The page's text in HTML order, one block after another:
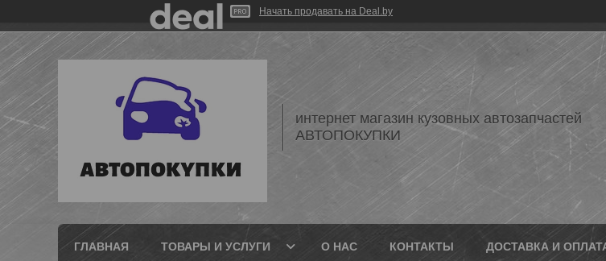
Начать продавать на Deal.by
интернет магазин кузовных автозапчастей
АВТОПОКУПКИ
ГЛАВНАЯ ТОВАРЫ И УСЛУГИ О НАС КОНТАКТЫ ДОСТАВКА И